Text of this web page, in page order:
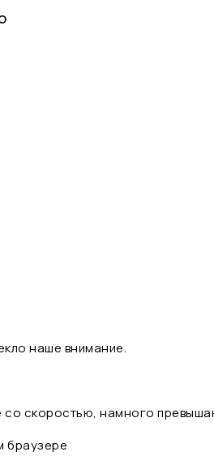
наше внимание.
со скоростью, намного
браузере